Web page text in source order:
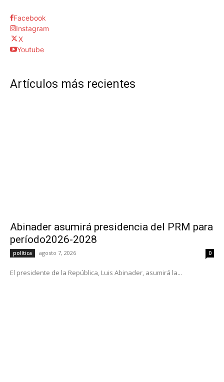
Facebook
Instagram
X
Youtube
Artículos más recientes
Abinader asumirá presidencia del PRM para
período2026-2028
política agosto 7, 2026 0
El presidente de la República, Luis Abinader, asumirá la...